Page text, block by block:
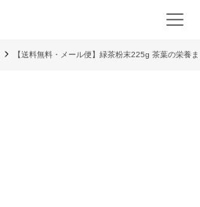
【送料無料・メール便】緑茶粉末225g 茶葉の栄養